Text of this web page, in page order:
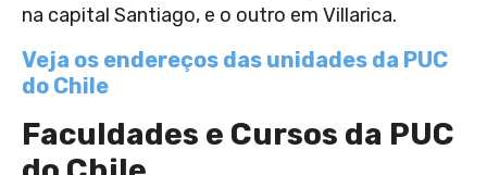
na capital Santiago, e o outro em Villarica.
Veja os endereços das unidades da PUC
do Chile
Faculdades e Cursos da PUC